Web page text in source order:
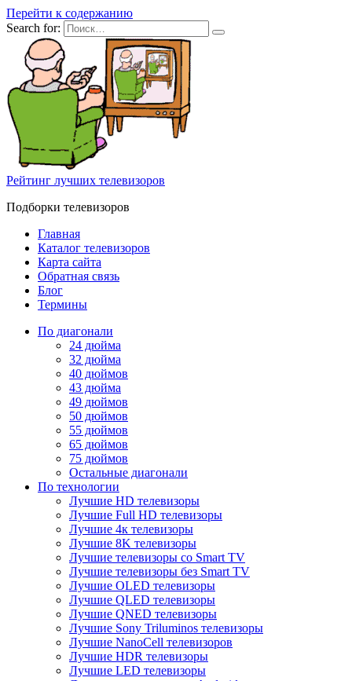
Перейти к содержанию
Search for:
Рейтинг лучших телевизоров
Подборки телевизоров
Главная
Каталог телевизоров
Карта сайта
Обратная связь
Блог
Термины
По диагонали
24 дюйма
32 дюйма
40 дюймов
43 дюйма
49 дюймов
50 дюймов
55 дюймов
65 дюймов
75 дюймов
Остальные диагонали
По технологии
Лучшие HD телевизоры
Лучшие Full HD телевизоры
Лучшие 4к телевизоры
Лучшие 8K телевизоры
Лучшие телевизоры со Smart TV
Лучшие телевизоры без Smart TV
Лучшие OLED телевизоры
Лучшие QLED телевизоры
Лучшие QNED телевизоры
Лучшие Sony Triluminos телевизоры
Лучшие NanoCell телевизоров
Лучшие HDR телевизоры
Лучшие LED телевизоры